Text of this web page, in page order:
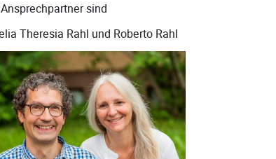
sind
Theresia Rahl und Roberto Rahl